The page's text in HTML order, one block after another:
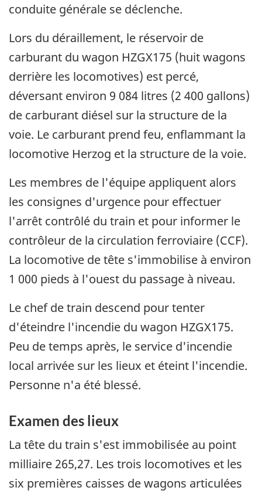
conduite générale se déclenche.
Lors du déraillement, le réservoir de
carburant du wagon HZGX175 (huit wagons
derrière les locomotives) est percé,
déversant environ 9 084 litres (2 400 gallons)
de carburant diésel sur la structure de la
voie. Le carburant prend feu, enflammant la
locomotive Herzog et la structure de la voie.
Les membres de l'équipe appliquent alors
les consignes d'urgence pour effectuer
l'arrêt contrôlé du train et pour informer le
contrôleur de la circulation ferroviaire (CCF).
La locomotive de tête s'immobilise à environ
1 000 pieds à l'ouest du passage à niveau.
Le chef de train descend pour tenter
d'éteindre l'incendie du wagon HZGX175.
Peu de temps après, le service d'incendie
local arrivée sur les lieux et éteint l'incendie.
Personne n'a été blessé.
Examen des lieux
La tête du train s'est immobilisée au point
milliaire 265,27. Les trois locomotives et les
six premières caisses de wagons articulées